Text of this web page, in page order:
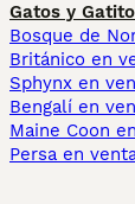
Gatos y
Bosque de
Británico en
Sphynx en
Bengalí en
Maine Coon
Persa en